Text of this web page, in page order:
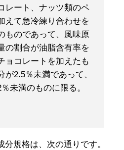
レート、ナッツ類のペ
えて急冷練り合わせを
ものであって、風味原
の割合が油脂含有率を
ョコレートを加えたも
2.5％未満であって、
未満のものに限る。
規格は、次の通りです。